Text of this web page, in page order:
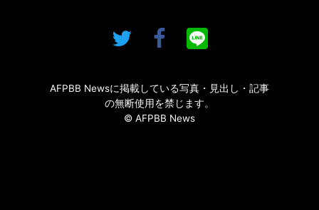
AFPBB Newsに掲載している写真・見出し・記事
の無断使用を禁じます。
© AFPBB News